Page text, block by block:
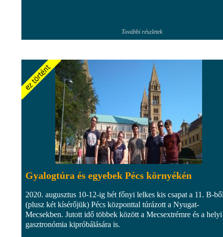
További részletek
Gyalogtúra és egyebek Pécs környékén
2020. augusztus 10-12-ig hét főnyi lelkes kis csapat a 11. B-
(plusz két kísérőjük) Pécs központtal túrázott a Nyugat-
Mecsekben. Jutott idő többek között a Mecsextrémre és a helyi
gasztronómia kipróbálására is.